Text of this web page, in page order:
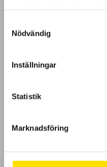
Nödvändig
Inställningar
Statistik
Marknadsföring